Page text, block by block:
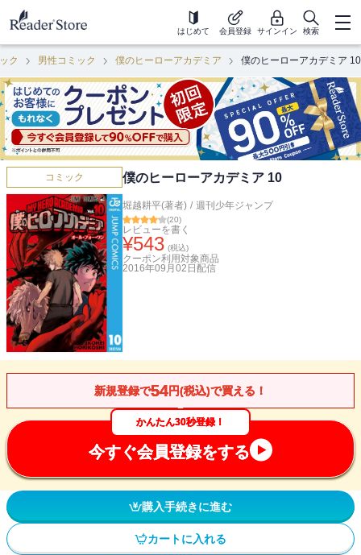
はじめて 会員登録 サインイン 検索
ク 男性コミック 僕のヒーローアカデミア 僕のヒーローアカデミア 10
コミック 僕のヒーローアカデミア 10
堀越耕平(著者) / 週刊少年ジャンプ
(20)
レビューを書く
¥543 (税込)
クーポン利用対象商品
2016年09月02日 配信
新規登録で54円(税込)で買える！
かんたん30秒登録！
今すぐ会員登録をする
購入手続きに進む
カートに入れる